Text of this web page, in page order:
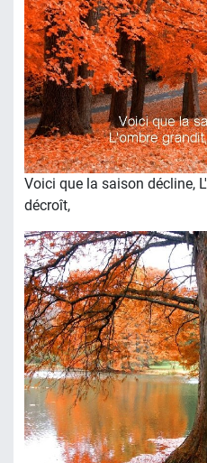
Voici que la saison décline,
décroît,